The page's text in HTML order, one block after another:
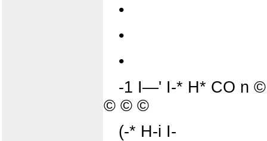
•
•
•
-1 I—' I-* H* CO n
© © ©
(-* H-i I-